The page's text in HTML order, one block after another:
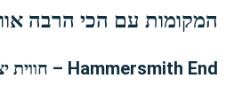
המקומות עם הכי הרבה
Hammersmith End – חווית יציע ביתי בלב ליבה!